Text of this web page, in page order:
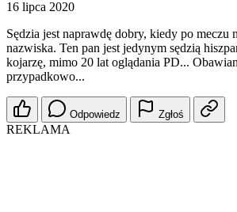
16 lipca 2020
Sędzia jest naprawdę dobry, kiedy po meczu
nazwiska. Ten pan jest jedynym sędzią
kojarzę, mimo 20 lat oglądania PD...
przypadkowo...
Odpowiedz Zgłoś
REKLAMA